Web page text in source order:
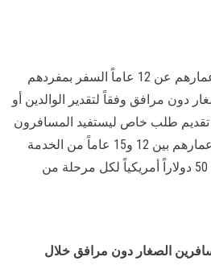
يمكن للأطفال الذين تزيد أعمارهم عن 12 عاماً السفر بمفردهم
دون مرافق وفقاً لتقدير الوالدين أو
تقديم طلب خاص ليستفيد المسافرون
بدون مرافق الذين تتراوح أعمارهم بين 12 و15 عاماً من الخدمة
مقابل رسوم إضافية قدرها 50 دولاراً أمريكياً لكل مرحلة من
الصغار دون مرافق خلال